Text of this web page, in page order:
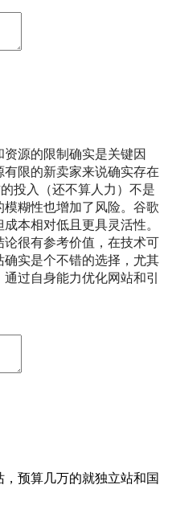
源的限制确实是关键因
限的新卖家来说确实存在
投入（还不算人力）不是
糊性也增加了风险。谷歌
本相对低且更具灵活性。
很有参考价值，在技术可
实是个不错的选择，尤其
过自身能力优化网站和引
预算几万的就独立站和国